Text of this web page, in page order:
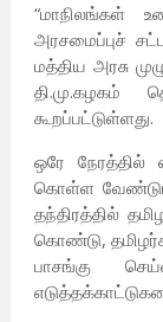
“மாநிலங்கள்
அரசமைப்புச்
மத்திய அரசு
தி.மு.கழகம்
கூறப்பட்டுள்ளது.
ஒரே நேரத்தில்
கொள்ள வேண்டும்
தந்திரத்தில்
கொண்டு,
பாசங்கு